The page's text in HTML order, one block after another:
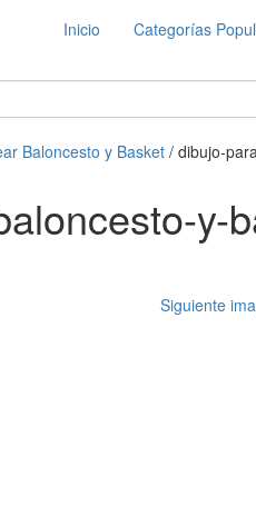
Inicio Categorías
Baloncesto y Basket / dibujo-
y-
Siguiente